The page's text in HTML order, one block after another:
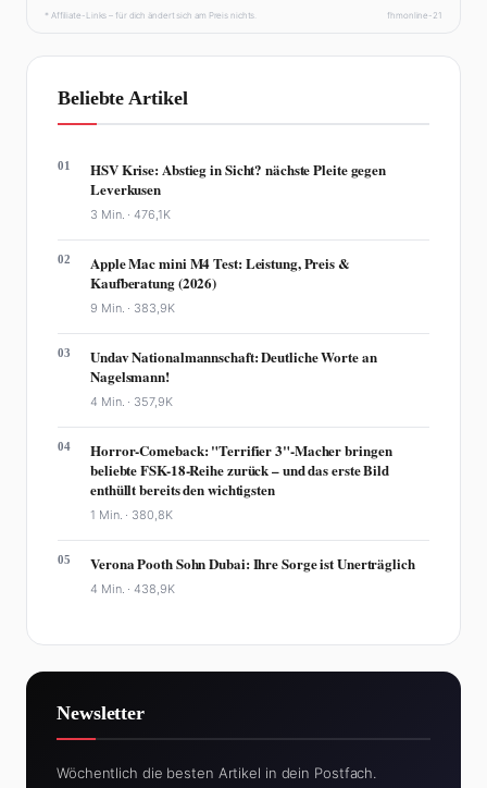
* Affiliate-Links – für dich ändert sich am Preis nichts. fhmonline-21
Beliebte Artikel
01
HSV Krise: Abstieg in Sicht? nächste Pleite gegen
Leverkusen
3 Min. ·476,1K
02
Apple Mac mini M4 Test: Leistung, Preis &
Kaufberatung (2026)
9 Min. · 383,9K
03
Undav Nationalmannschaft: Deutliche Worte an
Nagelsmann!
4 Min. · 357,9K
04
Horror-Comeback: "Terrifier 3"-Macher bringen
beliebte FSK-18-Reihe zurück – und das erste Bild
enthüllt bereits den wichtigsten
1 Min. · 380,8K
05 Verona Pooth Sohn Dubai: Ihre Sorge ist Unerträglich
4 Min. ·438,9K
Newsletter
Wöchentlich die besten Artikel in dein Postfach.